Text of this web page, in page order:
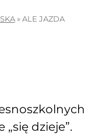
»ALE JAZDA
„się dzieje”.